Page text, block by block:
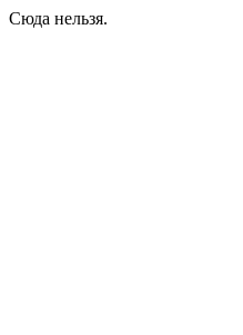
Сюда нельзя.